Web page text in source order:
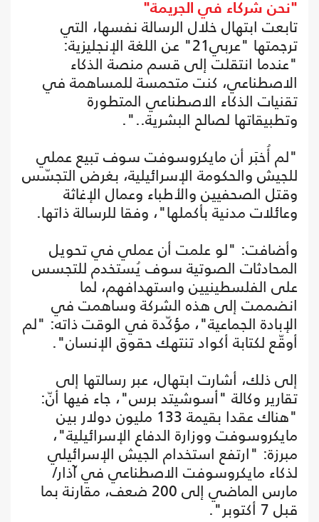
"نحن شركاء في الجريمة"
تابعت ابتهال خلال الرسالة نفسها، التي
ترجمتها "عربي21" عن اللغة الإنجليزية:
"عندما انتقلت إلى قسم منصة الذكاء
الاصطناعي، كنت متحمسة للمساهمة في
تقنيات الذكاء الاصطناعي المتطورة
وتطبيقاتها لصالح البشرية..".
"لم أُخبَر أن مايكروسوفت سوف تبيع عملي
للجيش والحكومة الإسرائيلية، بغرض التجسّس
وقتل الصحفيين والأطباء وعمال الإغاثة
وعائلات مدنية بأكملها"، وفقا للرسالة ذاتها.
وأضافت: "لو علمت أن عملي في تحويل
المحادثات الصوتية سوف يُستخدم للتجسس
على الفلسطينيين واستهدافهم، لما
انضممت إلى هذه الشركة وساهمت في
الإبادة الجماعية"، مؤكّدة في الوقت ذاته: "لم
أوقّع لكتابة أكواد تنتهك حقوق الإنسان".
إلى ذلك، أشارت ابتهال، عبر رسالتها إلى
تقارير وكالة "أسوشيتد برس"، جاء فيها أنّ:
"هناك عقدا بقيمة 133 مليون دولار بين
مايكروسوفت ووزارة الدفاع الإسرائيلية"،
مبرزة: "ارتفع استخدام الجيش الإسرائيلي
لذكاء مايكروسوفت الاصطناعي في آذار/
مارس الماضي إلى 200 ضعف، مقارنة بما
قبل 7 أكتوبر".